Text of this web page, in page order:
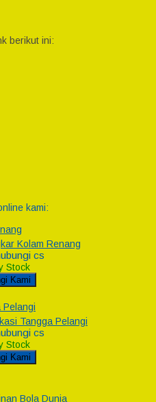
berikut ini:
kami:
Kolam Renang
cs
Stock
Kami
Tangga Pelangi
cs
Stock
Kami
Bola Dunia